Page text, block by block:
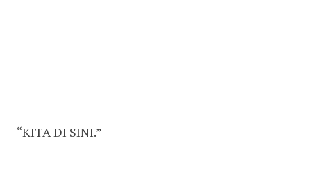
“KITA DI SINI.”